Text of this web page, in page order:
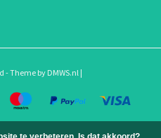
- Theme by DMWS.nl |